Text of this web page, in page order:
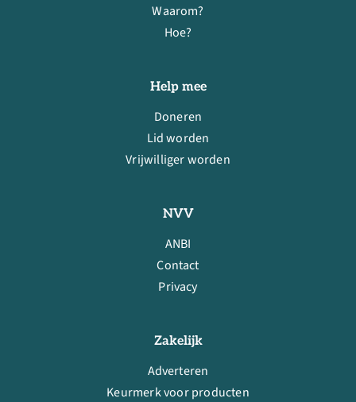
Waarom?
Hoe?
Help mee
Doneren
Lid worden
Vrijwilliger worden
NVV
ANBI
Contact
Privacy
Zakelijk
Adverteren
Keurmerk voor producten